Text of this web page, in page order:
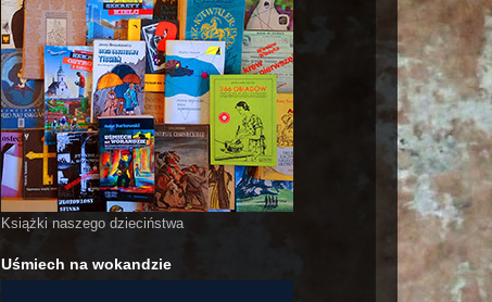
Książki naszego dzieciństwa
Uśmiech na wokandzie